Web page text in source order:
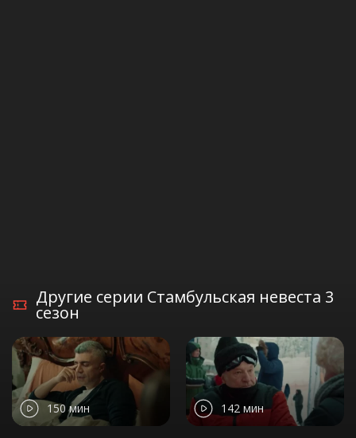
Другие серии Стамбульская невеста 3
сезон
150 мин 142 мин